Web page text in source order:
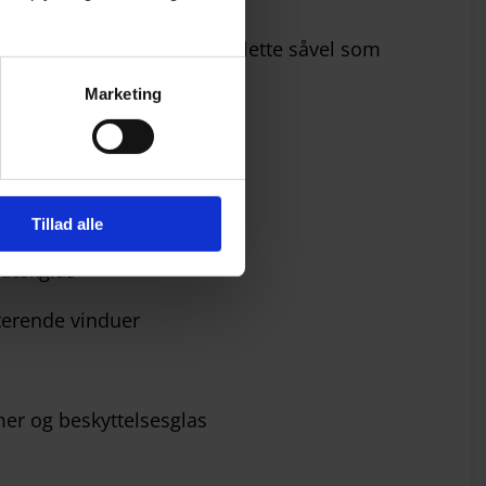
Marketing
Tillad alle
udvalg af tekniske og lette såvel som
vinduer
og beskyttelsesglas